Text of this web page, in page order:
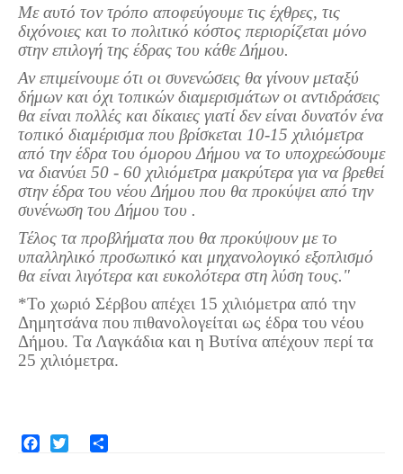
Πετρόκτιστα Σπίτια - Εκκλησίες
Πανοραμικές φωτογραφίες
Σύνδεσμοι
Με αυτό τον τρόπο αποφεύγουμε τις έχθρες, τις
διχόνοιες και το πολιτικό κόστος περιορίζεται μόνο
στην επιλογή της έδρας του κάθε Δήμου.
Αν επιμείνουμε ότι οι συνενώσεις θα γίνουν μεταξύ
δήμων και όχι τοπικών διαμερισμάτων οι αντιδράσεις
θα είναι πολλές και δίκαιες γιατί δεν είναι δυνατόν ένα
τοπικό διαμέρισμα που βρίσκεται 10-15 χιλιόμετρα
από την έδρα του όμορου Δήμου να το υποχρεώσουμε
να διανύει 50 - 60 χιλιόμετρα μακρύτερα για να βρεθεί
στην έδρα του νέου Δήμου που θα προκύψει από την
συνένωση του Δήμου του .
Τέλος τα προβλήματα που θα προκύψουν με το
υπαλληλικό προσωπικό και μηχανολογικό εξοπλισμό
θα είναι λιγότερα και ευκολότερα στη λύση τους."
*Το χωριό Σέρβου απέχει 15 χιλιόμετρα από την
Δημητσάνα που πιθανολογείται ως έδρα του νέου
Δήμου. Τα Λαγκάδια και η Βυτίνα απέχουν περί τα
25 χιλιόμετρα.